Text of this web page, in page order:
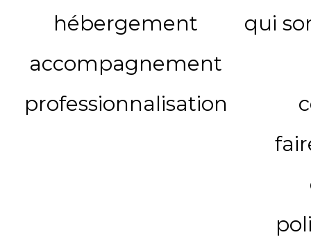
hébergement
accompagnement
professionnalisation
qui